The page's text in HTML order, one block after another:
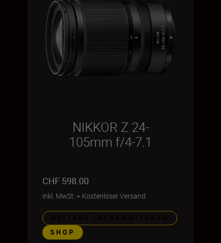
NIKKOR Z 24-
105mm f/4-7.1
CHF 598.00
inkl. MwSt. + Kostenloser Versand
SHOP